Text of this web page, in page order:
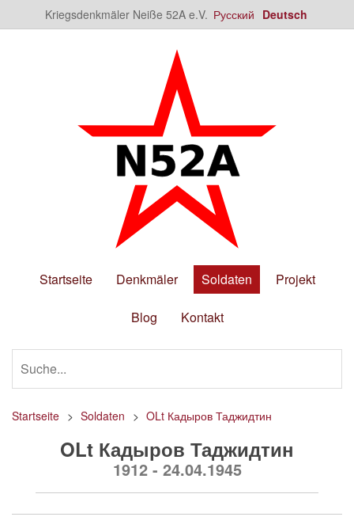
Kriegsdenkmäler Neiße 52A e.V. Русский Deutsch
Startseite Denkmäler Soldaten Projekt
Blog Kontakt
Startseite Soldaten OLt Кадыров Таджидтин
OLt Кадыров Таджидтин
1912 - 24.04.1945